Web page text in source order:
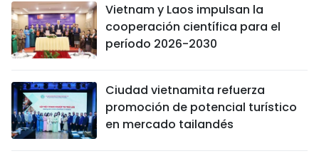
Vietnam y Laos impulsan la
cooperación científica para el
período 2026-2030
Ciudad vietnamita refuerza
promoción de potencial turístico
en mercado tailandés